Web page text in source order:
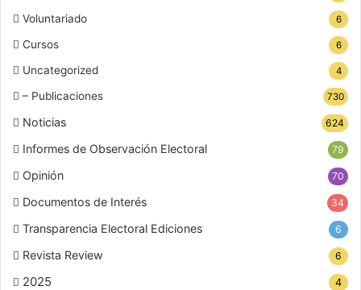
Voluntariado 6
Cursos 6
Uncategorized 4
– Publicaciones 730
Noticias 624
Informes de Observación Electoral 79
Opinión 70
Documentos de Interés 34
Transparencia Electoral Ediciones 6
Revista Review 6
2025 4